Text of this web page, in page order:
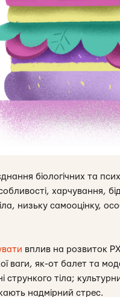
біологічних та
харчування,
низьку самооцінку,
вплив на розвиток
ваги, як-от балет та
тіла;
надмірний стрес.